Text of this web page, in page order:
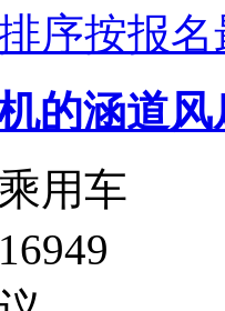
序按报
的涵道风
乘用车
16949